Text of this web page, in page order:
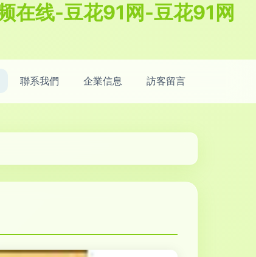
在线-豆花91网-豆花91网
聯系我們 企業信息 訪客留言